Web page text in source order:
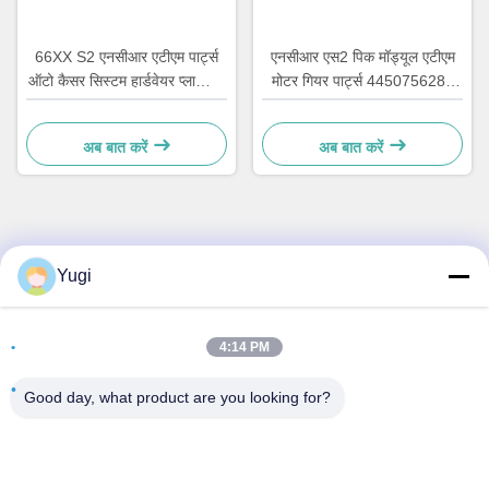
66XX S2 एनसीआर एटीएम पार्ट्स
ऑटो कैसर सिस्टम हार्डवेयर प्लास्टिक
सी वापस खींचने वाला लॉक
4450759179
अब बात करें
एनसीआर एस2 पिक मॉड्यूल एटीएम
मोटर गियर पार्ट्स 4450756286
OEM
अब बात करें
त्वरित संपर्क करें
कक्ष 502, भवन 5, क्विडे रियल एस्टेट पार्क, नंबर 2-1, Xingye
Foshan, Guangdong, चीन
Yugi
4:14 PM
Good day, what product are you looking for?